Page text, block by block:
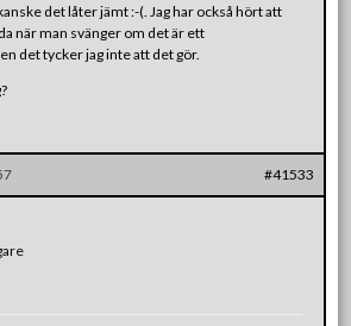
det låter jämt :-(. Jag har också hört att
när man svänger om det är ett
det tycker jag inte att det gör.
#41533